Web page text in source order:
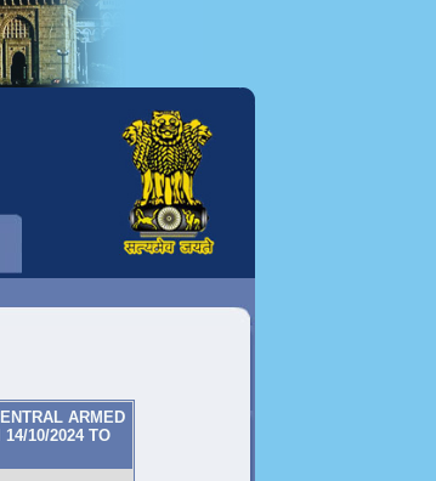
ARMED
10/2024 TO